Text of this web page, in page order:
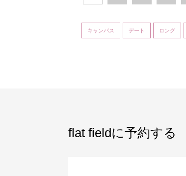
キャンパス デート ロング
flat fieldに予約する